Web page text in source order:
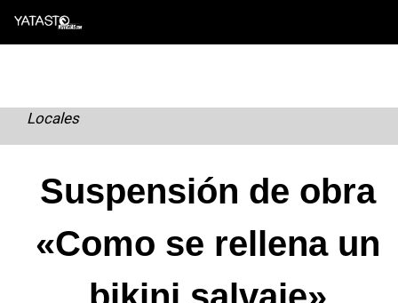
Skip
Locales
Suspensión de obra
«Como se rellena un